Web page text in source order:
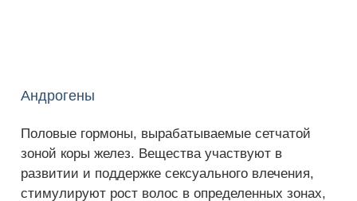
Андрогены
Половые гормоны, вырабатываемые сетчатой
зоной коры желез. Вещества участвуют в
развитии и поддержке сексуального влечения,
стимулируют рост волос в определенных зонах,